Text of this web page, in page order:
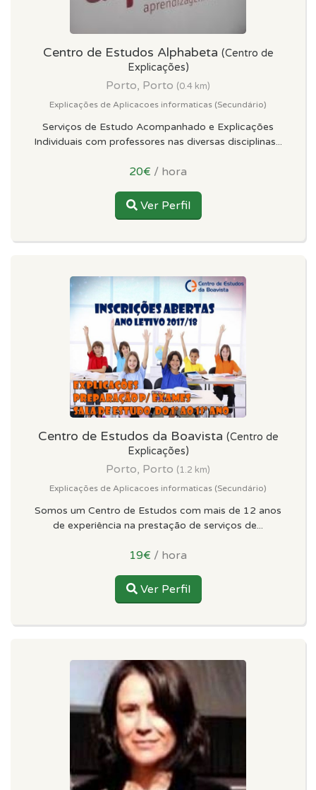
Centro de Estudos Alphabeta (Centro de
Explicações)
Porto, Porto (0.4 km)
Explicações de Aplicacoes informaticas (Secundário)
Serviços de Estudo Acompanhado e Explicações
Individuais com professores nas diversas disciplinas...
20€ / hora
Ver Perfil
Centro de Estudos da Boavista (Centro de
Explicações)
Porto, Porto (1.2 km)
Explicações de Aplicacoes informaticas (Secundário)
Somos um Centro de Estudos com mais de 12 anos
de experiência na prestação de serviços de...
19€ / hora
Ver Perfil